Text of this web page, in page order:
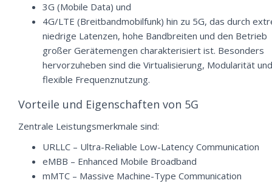
3G (Mobile Data) und
4G/LTE (Breitbandmobilfunk) hin zu 5G, das durch
niedrige Latenzen, hohe Bandbreiten und den Betrieb
großer Gerätemengen charakterisiert ist. Besonders
hervorzuheben sind die Virtualisierung, Modularität und
flexible Frequenznutzung.
Vorteile und Eigenschaften von 5G
Zentrale Leistungsmerkmale sind:
URLLC – Ultra-Reliable Low-Latency Communication
eMBB – Enhanced Mobile Broadband
mMTC – Massive Machine-Type Communication